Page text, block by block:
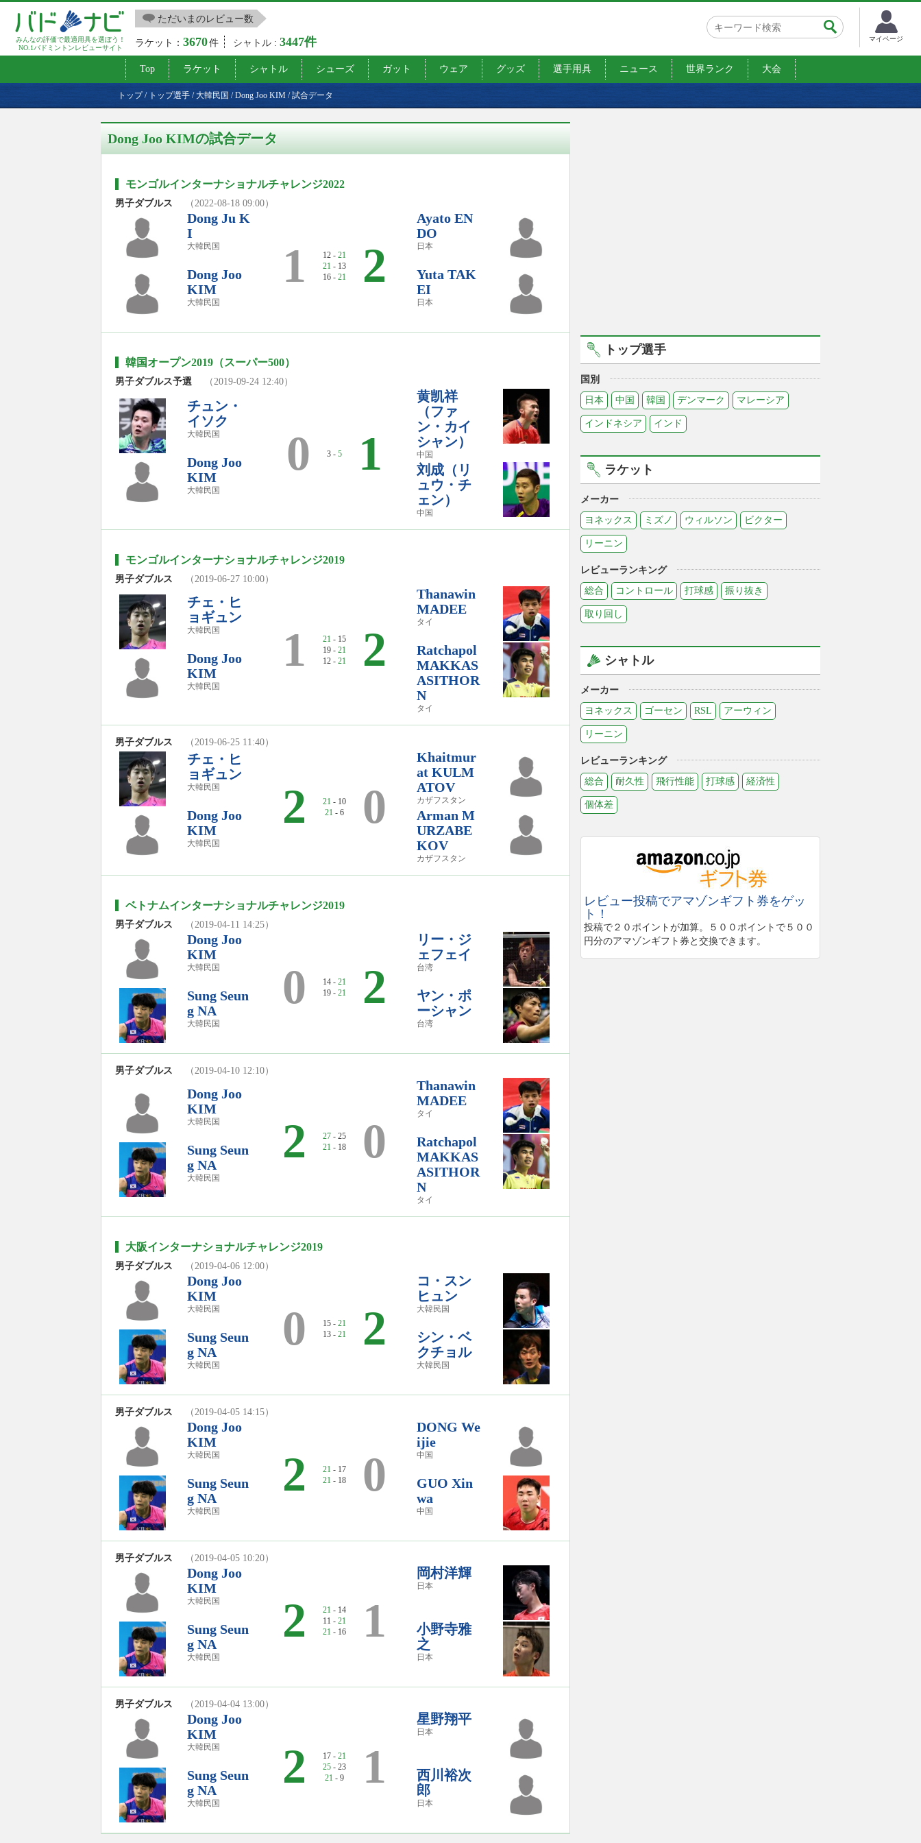
みんなの評価で最適用具を選ぼう！
NO.1バドミントンレビューサイト
ただいまのレビュー数
ラケット：3670件 シャトル :3447件 マイページ
Top ラケット シャトル シューズ ガット ウェア グッズ 選手用具 ニュース 世界ランク 大会
トップ/ トップ選手 /大韓民国 /Dong Joo KIM /試合データ
Dong Joo KIMの試合データ
モンゴルインターナショナルチャレンジ2022
男子ダブルス （2022-08-18 09:00）
Dong Ju K
I
大韓民国
Dong Joo
KIM
大韓民国
1 12 - 21
21 - 13
16 - 21 2
Ayato EN
DO
日本
Yuta TAK
EI
日本
韓国オープン2019（スーパー500）
男子ダブルス予選 （2019-09-24 12:40）
チュン・
イソク
大韓民国
Dong Joo
KIM
大韓民国
0 3 - 5 1
黄凯祥
（ファ
ン・カイ
シャン）
中国
刘成（リ
ュウ・チ
ェン）
中国
モンゴルインターナショナルチャレンジ2019
男子ダブルス （2019-06-27 10:00）
チェ・ヒ
ョギュン
大韓民国
Dong Joo
KIM
大韓民国
1 21 - 15
19 - 21
12 - 21 2
Thanawin
MADEE
タイ
Ratchapol
MAKKAS
ASITHOR
N
タイ
男子ダブルス （2019-06-25 11:40）
チェ・ヒ
ョギュン
大韓民国
Dong Joo
KIM
大韓民国
2 21 - 10
21 - 6 0
Khaitmur
at KULM
ATOV
カザフスタン
Arman M
URZABE
KOV
カザフスタン
ベトナムインターナショナルチャレンジ2019
男子ダブルス （2019-04-11 14:25）
Dong Joo
KIM
大韓民国
Sung Seun
g NA
大韓民国
0 14 - 21
19 - 21 2
リー・ジ
ェフェイ
台湾
ヤン・ポ
ーシャン
台湾
男子ダブルス （2019-04-10 12:10）
Dong Joo
KIM
大韓民国
Sung Seun
g NA
大韓民国
2 27 - 25
21 - 18 0
Thanawin
MADEE
タイ
Ratchapol
MAKKAS
ASITHOR
N
タイ
大阪インターナショナルチャレンジ2019
男子ダブルス （2019-04-06 12:00）
Dong Joo
KIM
大韓民国
Sung Seun
g NA
大韓民国
0 15 - 21
13 - 21 2
コ・スン
ヒュン
大韓民国
シン・ベ
クチョル
大韓民国
男子ダブルス （2019-04-05 14:15）
Dong Joo
KIM
大韓民国
Sung Seun
g NA
大韓民国
2 21 - 17
21 - 18 0
DONG We
ijie
中国
GUO Xin
wa
中国
男子ダブルス （2019-04-05 10:20）
Dong Joo
KIM
大韓民国
Sung Seun
g NA
大韓民国
2 21 - 14
11 - 21
21 - 16 1
岡村洋輝
日本
小野寺雅
之
日本
男子ダブルス （2019-04-04 13:00）
Dong Joo
KIM
大韓民国
Sung Seun
g NA
大韓民国
2 17 - 21
25 - 23
21 - 9 1
星野翔平
日本
西川裕次
郎
日本
トップ選手
国別
日本
中国 韓国 デンマーク マレーシア
インドネシア インド
ラケット
メーカー
ヨネックス
ミズノ ウィルソン ビクター
リーニン
レビューランキング
総合
コントロール 打球感 振り抜き
取り回し
シャトル
メーカー
ヨネックス
ゴーセン RSL アーウィン
リーニン
レビューランキング
総合
耐久性 飛行性能 打球感 経済性
個体差
レビュー投稿でアマゾンギフト券をゲッ
ト！
投稿で２０ポイントが加算。５００ポイントで５００
円分のアマゾンギフト券と交換できます。